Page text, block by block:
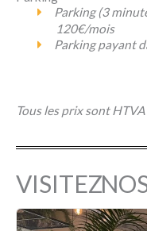
Parking (3
120€/mois
Parking payant
Tous les prix sont
VISITEZ